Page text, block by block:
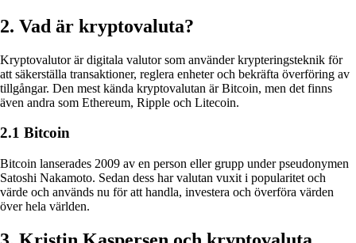
2. Vad är kryptovaluta?
Kryptovalutor är digitala valutor som använder krypteringsteknik för
att säkerställa transaktioner, reglera enheter och bekräfta överföring av
tillgångar. Den mest kända kryptovalutan är Bitcoin, men det finns
även andra som Ethereum, Ripple och Litecoin.
2.1 Bitcoin
Bitcoin lanserades 2009 av en person eller grupp under pseudonymen
Satoshi Nakamoto. Sedan dess har valutan vuxit i popularitet och
värde och används nu för att handla, investera och överföra värden
över hela världen.